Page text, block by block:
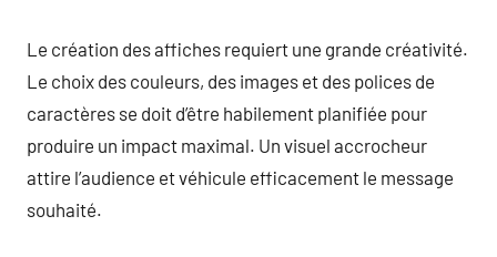
Le création des affiches requiert une grande créativité.
Le choix des couleurs, des images et des polices de
caractères se doit d’être habilement planifiée pour
produire un impact maximal. Un visuel accrocheur
attire l’audience et véhicule efficacement le message
souhaité.